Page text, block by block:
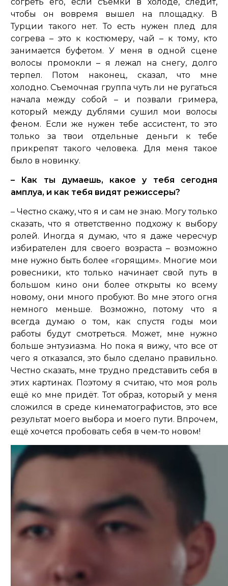
чтобы он вовремя вышел на площадку. В
Турции такого нет. То есть нужен плед для
согрева – это к костюмеру, чай – к тому, кто
занимается буфетом. У меня в одной сцене
волосы промокли – я лежал на снегу, долго
терпел. Потом наконец, сказал, что мне
холодно. Съемочная группа чуть ли не ругаться
начала между собой – и позвали гримера,
который между дублями сушил мои волосы
феном. Если же нужен тебе ассистент, то это
только за твои отдельные деньги к тебе
прикрепят такого человека. Для меня такое
было в новинку.
– Как ты думаешь, какое у тебя сегодня
амплуа, и как тебя видят режиссеры?
– Честно скажу, что я и сам не знаю. Могу только
сказать, что я ответственно подхожу к выбору
ролей. Иногда я думаю, что я даже чересчур
избирателен для своего возраста – возможно
мне нужно быть более «горящим». Многие мои
ровесники, кто только начинает свой путь в
большом кино они более открыты ко всему
новому, они много пробуют. Во мне этого огня
немного меньше. Возможно, потому что я
всегда думаю о том, как спустя годы мои
работы будут смотреться. Может, мне нужно
больше энтузиазма. Но пока я вижу, что все от
чего я отказался, это было сделано правильно.
Честно сказать, мне трудно представить себя в
этих картинах. Поэтому я считаю, что моя роль
ещё ко мне придёт. Тот образ, который у меня
сложился в среде кинематографистов, это все
результат моего выбора и моего пути. Впрочем,
ещё хочется пробовать себя в чем-то новом!